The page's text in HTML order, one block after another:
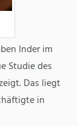
Inder im
Studie des
Das liegt
in